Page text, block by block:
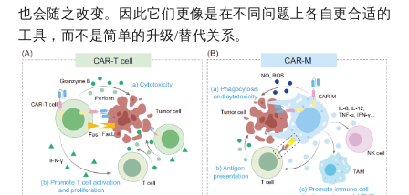
也会随之改变。因此它们更像是在不同问题上各自更合适的
工具，而不是简单的升级/替代关系。